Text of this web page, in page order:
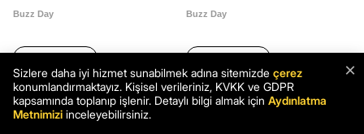
×
Sizlere daha iyi hizmet sunabilmek adına sitemizde çerez
konumlandırmaktayız. Kişisel verileriniz, KVKK ve GDPR
kapsamında toplanıp işlenir. Detaylı bilgi almak için Aydınlatma
Metnimizi inceleyebilirsiniz.